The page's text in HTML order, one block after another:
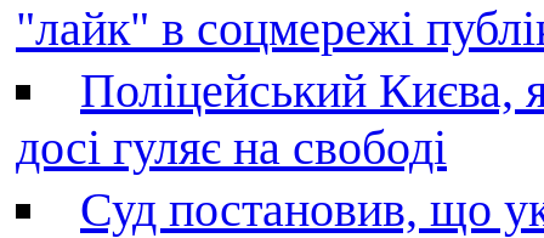
"лайк" в соцмережі
Поліцейський Києва,
досі гуляє на свободі
Суд постановив, що